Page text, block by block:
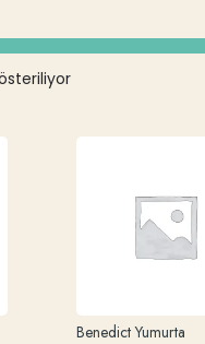
Benedict Yumurta